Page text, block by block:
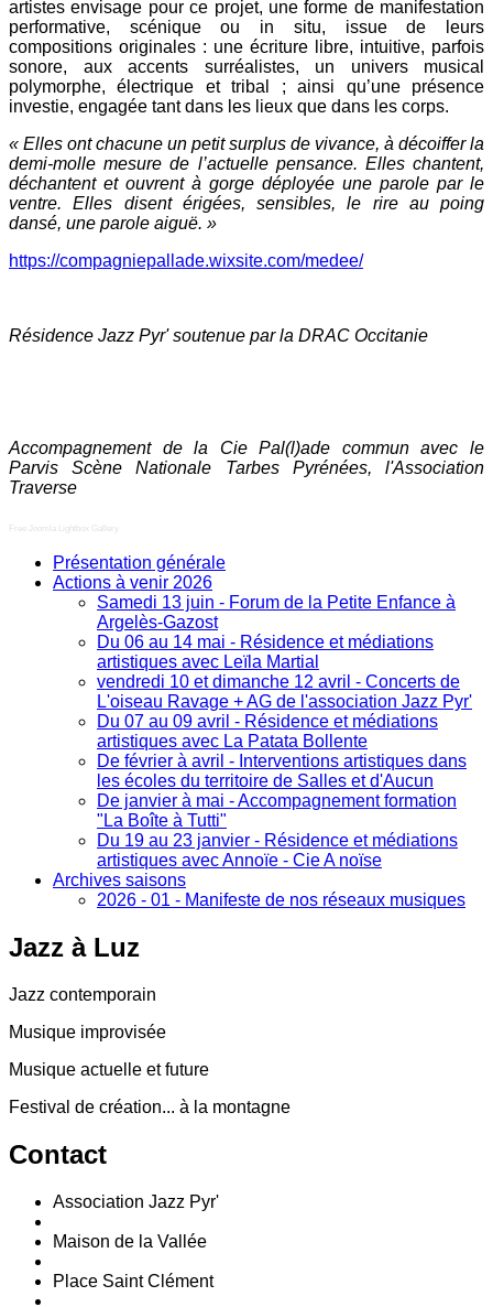
artistes envisage pour ce projet, une forme de manifestation
performative, scénique ou in situ, issue de leurs
compositions originales : une écriture libre, intuitive, parfois
sonore, aux accents surréalistes, un univers musical
polymorphe, électrique et tribal ; ainsi qu’une présence
investie, engagée tant dans les lieux que dans les corps.
« Elles ont chacune un petit surplus de vivance, à décoiffer la
demi-molle mesure de l’actuelle pensance. Elles chantent,
déchantent et ouvrent à gorge déployée une parole par le
ventre. Elles disent érigées, sensibles, le rire au poing
dansé, une parole aiguë. »
https://compagniepallade.wixsite.com/medee/
Résidence Jazz Pyr' soutenue par la DRAC Occitanie
Accompagnement de la Cie Pal(l)ade commun avec le
Parvis Scène Nationale Tarbes Pyrénées, l'Association
Traverse
Free Joomla Lightbox Gallery
Présentation générale
Actions à venir 2026
Samedi 13 juin - Forum de la Petite Enfance à
Argelès-Gazost
Du 06 au 14 mai - Résidence et médiations
artistiques avec Leïla Martial
vendredi 10 et dimanche 12 avril - Concerts de
L'oiseau Ravage + AG de l'association Jazz Pyr'
Du 07 au 09 avril - Résidence et médiations
artistiques avec La Patata Bollente
De février à avril - Interventions artistiques dans
les écoles du territoire de Salles et d'Aucun
De janvier à mai - Accompagnement formation
"La Boîte à Tutti"
Du 19 au 23 janvier - Résidence et médiations
artistiques avec Annoïe - Cie A noïse
Archives saisons
2026 - 01 - Manifeste de nos réseaux musiques
Jazz à Luz
Jazz contemporain
Musique improvisée
Musique actuelle et future
Festival de création... à la montagne
Contact
Association Jazz Pyr'
Maison de la Vallée
Place Saint Clément